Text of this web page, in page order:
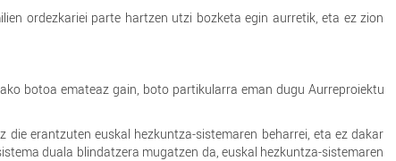
ordezkariei parte hartzen utzi bozketa egin aurretik, eta ez zion
botoa emateaz gain, boto partikularra eman dugu Aurreproiektu
erantzuten euskal hezkuntza-sistemaren beharrei, eta ez dakar
duala blindatzera mugatzen da, euskal hezkuntza-sistemaren